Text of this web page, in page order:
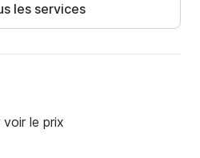
les services
le prix